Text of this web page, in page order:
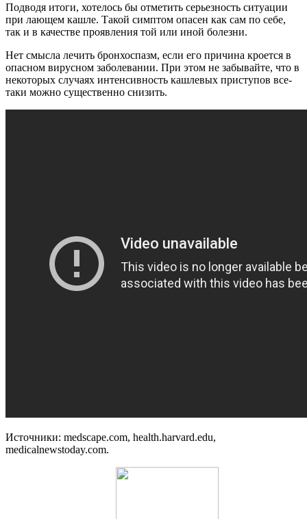
Подводя итоги, хотелось бы отметить серьезность ситуации
при лающем кашле. Такой симптом опасен как сам по себе,
так и в качестве проявления той или иной болезни.
Нет смысла лечить бронхоспазм, если его причина кроется в
опасном вирусном заболевании. При этом не забывайте, что в
некоторых случаях интенсивность кашлевых приступов все-
таки можно существенно снизить.
Источники: medscape.com, health.harvard.edu,
medicalnewstoday.com.